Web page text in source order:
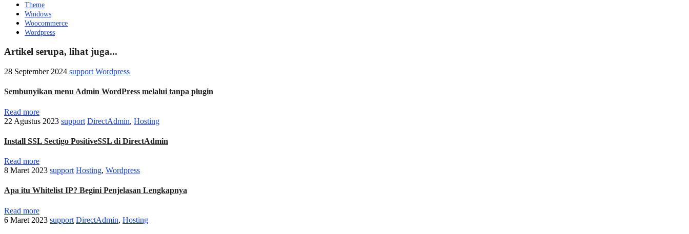
Theme
Windows
Woocommerce
Wordpress
Artikel serupa, lihat juga...
28 September 2024 support Wordpress
Sembunyikan menu Admin WordPress melalui tanpa plugin
Read more
22 Agustus 2023 support DirectAdmin, Hosting
Install SSL Sectigo PositiveSSL di DirectAdmin
Read more
8 Maret 2023 support Hosting, Wordpress
Apa itu Whitelist IP? Begini Penjelasan Lengkapnya
Read more
6 Maret 2023 support DirectAdmin, Hosting